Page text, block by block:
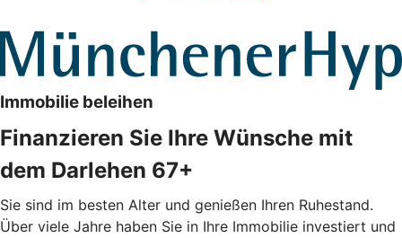
Immobilie beleihen
Finanzieren Sie Ihre Wünsche mit
dem Darlehen 67+
Sie sind im besten Alter und genießen Ihren Ruhestand.
Über viele Jahre haben Sie in Ihre Immobilie investiert und